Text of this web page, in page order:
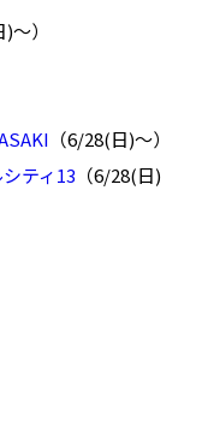
～）
（6/28(日)～）
ティ13 （6/28(日)